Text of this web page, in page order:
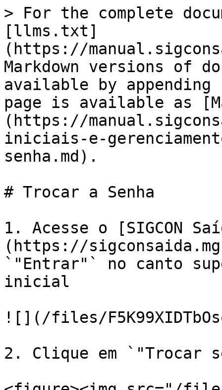
> For the complete
[llms.txt]
(https://
Markdown versions of
available by
page is available as
(https://
iniciais-e-
senha.md).
# Trocar a Senha
1. Acesse o [SIGCON
(https://
`"Entrar"` no canto
inicial
![](/files/
2. Clique em `"Trocar